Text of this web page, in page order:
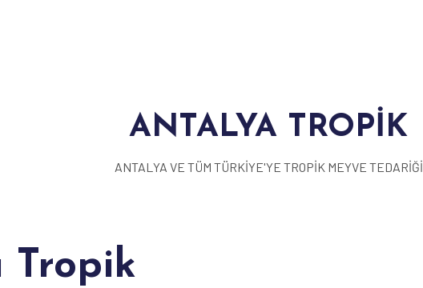
ANTALYA TROPİK
ANTALYA VE TÜM TÜRKİYE'YE TROPİK MEYVE TEDARİĞİ
Tropik